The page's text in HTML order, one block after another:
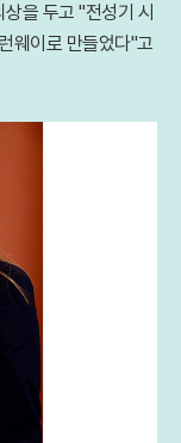
을 두고 "전성기 시
웨이로 만들었다"고